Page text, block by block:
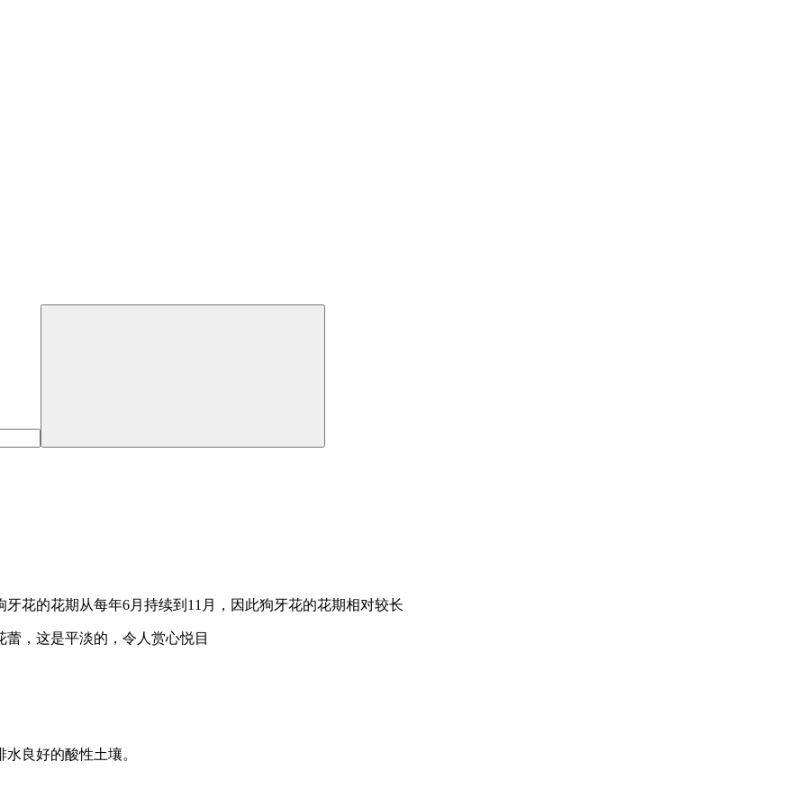
花的花期从每年6月持续到11月，因此狗牙花的花期相对较长
，这是平淡的，令人赏心悦目
良好的酸性土壤。